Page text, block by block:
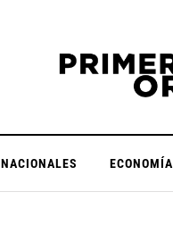
NACIONALES ECONOMÍA